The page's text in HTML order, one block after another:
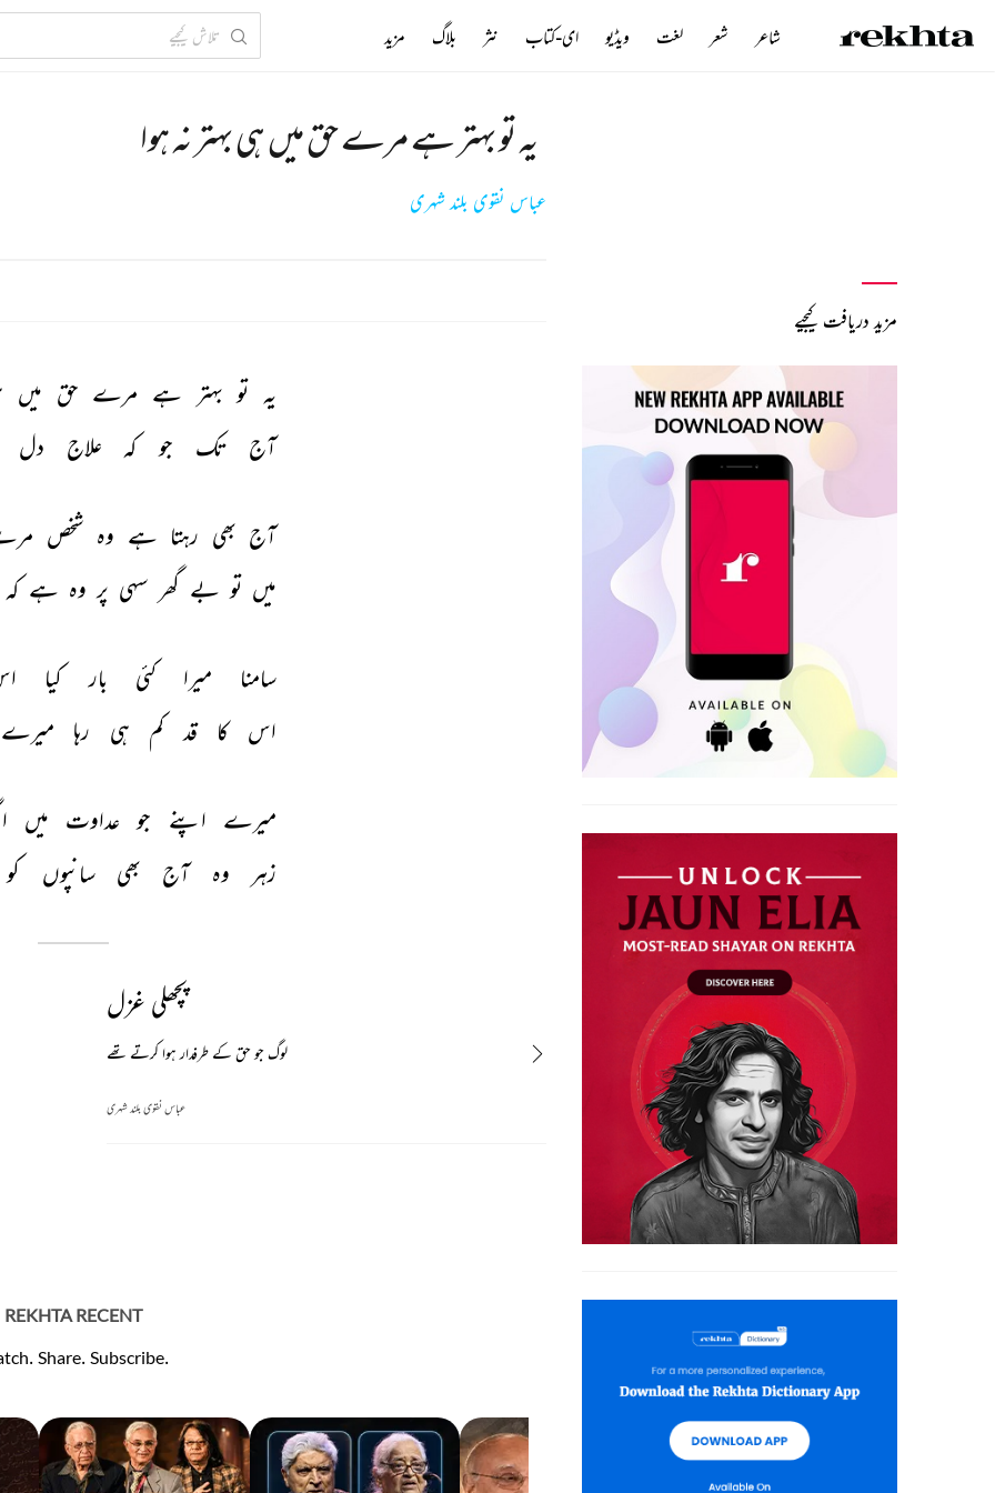
یہ تو بہتر ہے مرے حق میں ہی بہتر نہ ہوا
عباس نقوی بلند شہری
یہ تو بہتر ہے مرے حق میں
آج
تک جو کہ علاج دل
آج بھی رہتا ہے وہ شخص
میں تو بے گھر سہی پر وہ ہے کہ
سامنا میرا کئی بار کیا
اس
کا قد کم ہی رہا
میرے اپنے جو عداوت میں
زہر
وہ آج بھی سانپوں کو
پچھلی غزل
لوگ جو حق کے طرفدار ہوا کرتے تھے
عباس نقوی بلند شہری
REKHTA RECENT
Share. Subscribe.
مزید دریافت کیجیے
شاعر شعر لغت ویڈیو ای-کتاب نثر بلاگ مزید